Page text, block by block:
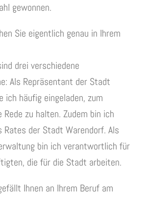
gewonnen.
Sie eigentlich genau in Ihrem
drei verschiedene
Als Repräsentant der Stadt
ich häufig eingeladen, zum
Rede zu halten. Zudem bin ich
Rates der Stadt Warendorf. Als
bin ich verantwortlich für
die für die Stadt arbeiten.
Ihnen an Ihrem Beruf am